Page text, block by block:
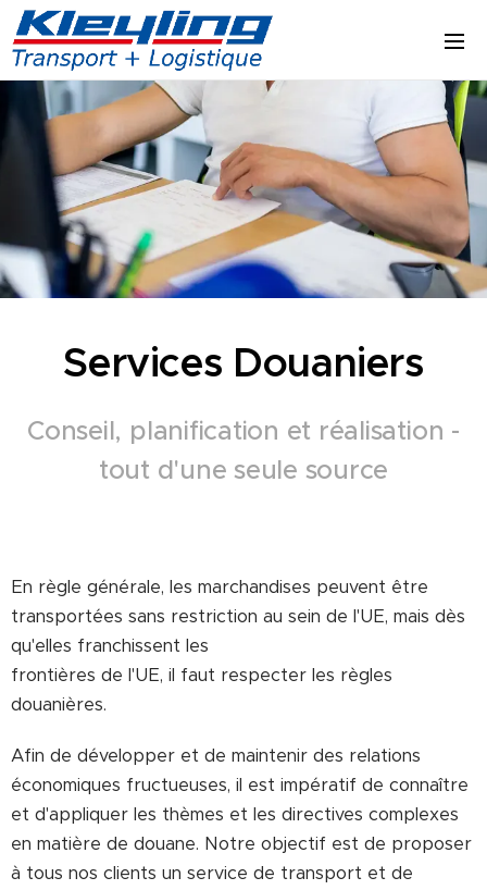
Services Douaniers
Conseil, planification et réalisation -
tout d'une seule source
En règle générale, les marchandises peuvent être
transportées sans restriction au sein de l'UE, mais dès
qu'elles franchissent les
frontières de l'UE, il faut respecter les règles
douanières.
Afin de développer et de maintenir des relations
économiques fructueuses, il est impératif de connaître
et d'appliquer les thèmes et les directives complexes
en matière de douane. Notre objectif est de proposer
à tous nos clients un service de transport et de